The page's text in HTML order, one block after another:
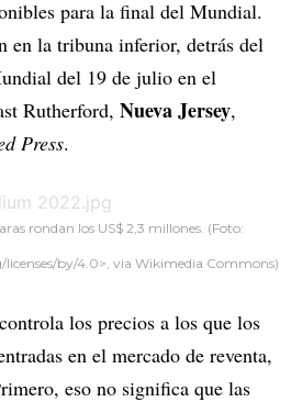
para la final del Mundial.
en la tribuna inferior, detrás del
del 19 de julio en el
Rutherford, Nueva Jersey,
Press.
rondan los US$ 2,3 millones. (Foto:
by/4.0>, via Wikimedia Commons)
los precios a los que los
en el mercado de reventa,
eso no significa que las